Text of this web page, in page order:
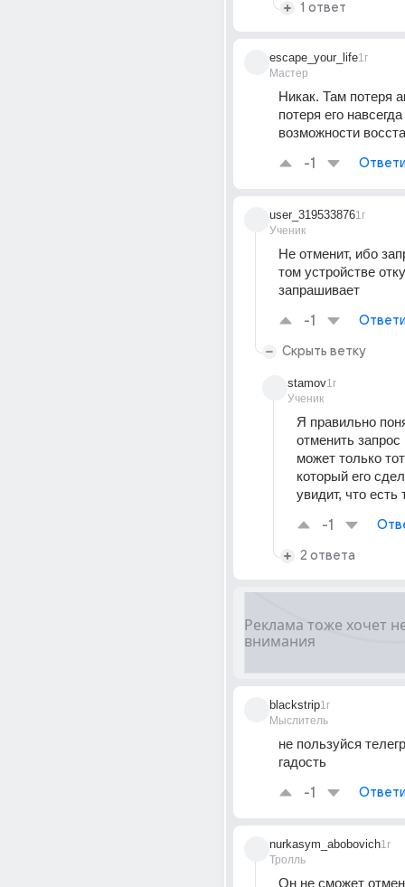
1 ответ
escape_your_life
Мастер
1г
Никак. Там потеря
потеря его
возможности
-1
user_319533876
Ученик
1г
Не отменит, ибо
том устройстве
запрашивает
-1
Скрыть ветку
stamov
Ученик
1г
Я правильно
отменить
может только
который его
увидит, что есть
-1
2 ответа
blackstrip
Мыслитель
1г
не пользуйся
гадость
-1
nurkasym_abobovich
Тролль
1г
Он не сможет